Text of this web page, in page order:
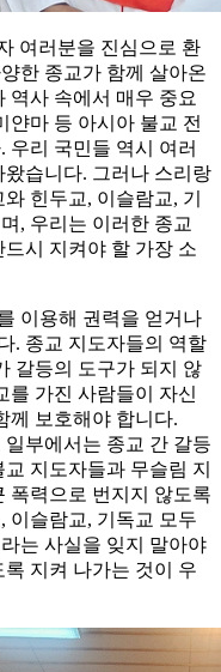
여러분을 진심으로 환
한 종교가 함께 살아온
역사 속에서 매우 중요
얀마 등 아시아 불교 전
우리 국민들 역시 여러
습니다. 그러나 스리랑
힌두교, 이슬람교, 기
, 우리는 이러한 종교
시 지켜야 할 가장 소
이용해 권력을 얻거나
. 종교 지도자들의 역할
갈등의 도구가 되지 않
를 가진 사람들이 자신
께 보호해야 합니다.
부에서는 종교 간 갈등
지도자들과 무슬림 지
폭력으로 번지지 않도록
이슬람교, 기독교 모두
는 사실을 잊지 말아야
지켜 나가는 것이 우